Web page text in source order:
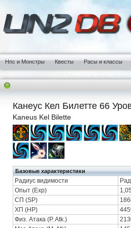
Нпс и Монстры Квесты Расы и классы
Канеус Кел Билетте 66
Kaneus Kel Bilette
Базовые характеристики
Радиус видимости
Опыт (Exp)
СП (SP)
ХП (HP)
Физ. Атака (P. Atk.)